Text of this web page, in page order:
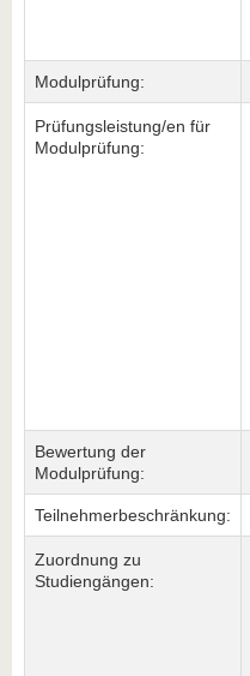
Modulprüfung:
Prüfungsleistung/en für
Modulprüfung:
Bewertung der
Modulprüfung:
Teilnehmerbeschränkung:
Zuordnung zu
Studiengängen: